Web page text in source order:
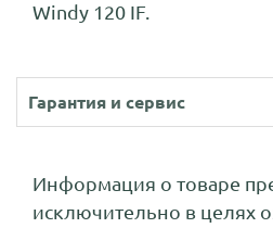
Windy 120 IF.
Гарантия и сервис
Информация о товаре
исключительно в целях